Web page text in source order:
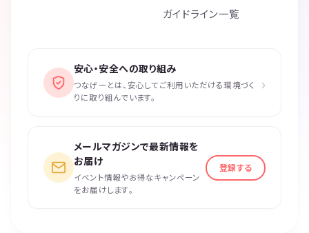
ガイドライン一覧
安心・安全への取り組み
つなげーとは、安心してご利用いただける環境づく
りに取り組んでいます。
›
メールマガジンで最新情報を
お届け
イベント情報やお得なキャンペーン
をお届けします。
登録する